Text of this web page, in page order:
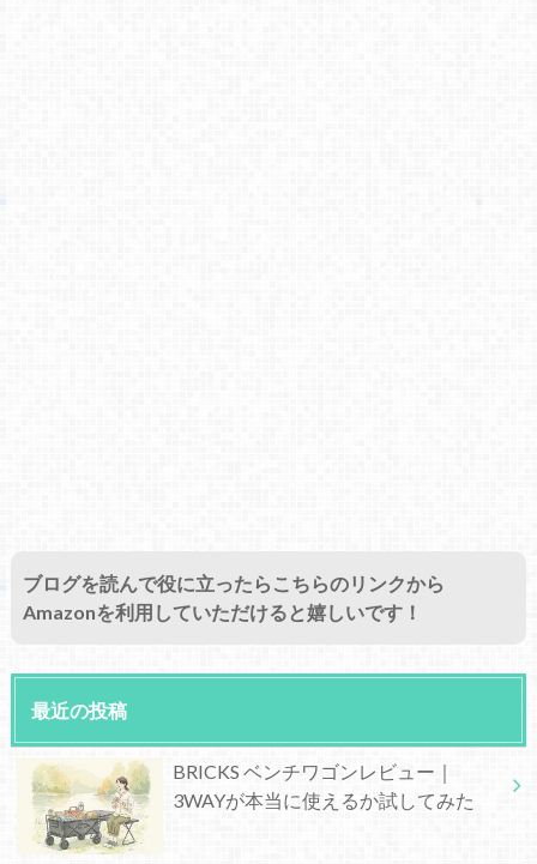
ブログを読んで役に立ったらこちらのリンクから
Amazonを利用していただけると嬉しいです！
最近の投稿
BRICKS ベンチワゴンレビュー｜
3WAYが本当に使えるか試してみた